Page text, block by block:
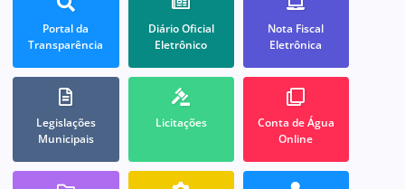
Portal da
Transparência
Diário Oficial
Eletrônico
Nota Fiscal
Eletrônica
Legislações
Municipais
Licitações
Conta de Água
Online